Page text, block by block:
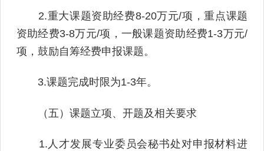
2.重大课题资助经费8-20万元/项，重点课题
资助经费3-8万元/项，一般课题资助经费1-3万元/
项，鼓励自筹经费申报课题。
3.课题完成时限为1-3年。
（五）课题立项、开题及相关要求
1.人才发展专业委员会秘书处对申报材料进